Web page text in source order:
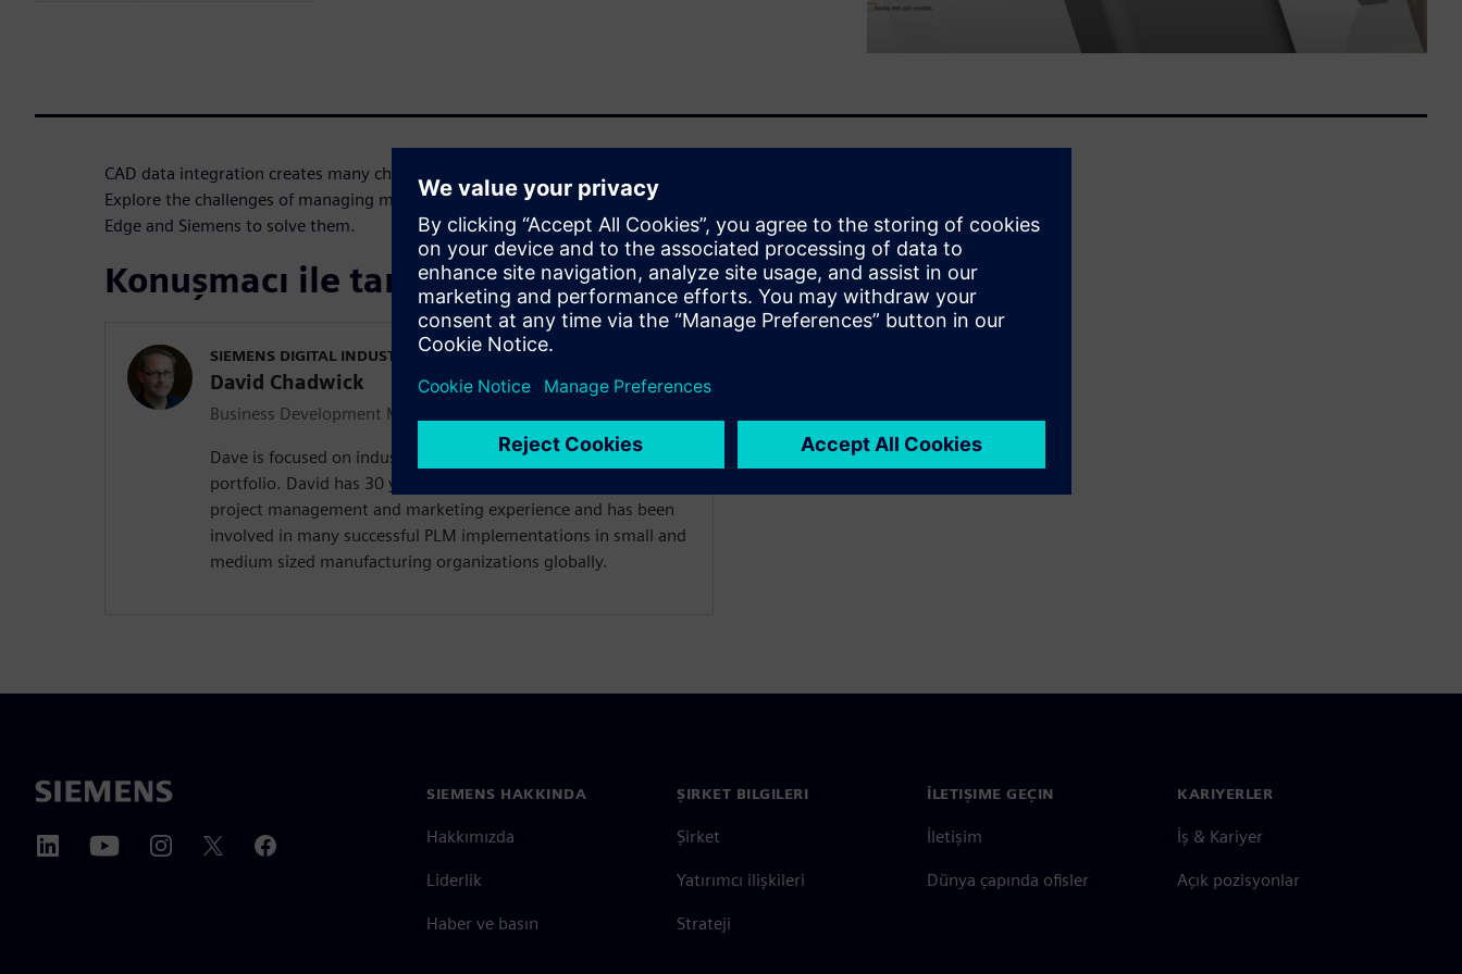
CAD data integration creates many challenges for engineers and designers.
Explore the challenges of managing multi-CAD data and solutions from Solid
Edge and Siemens to solve them.
Konuşmacı ile tanışın
SIEMENS DIGITAL INDUSTRIES SOFTWARE
David Chadwick
Business Development Manager
Dave is focused on industry solutions from the Solid Edge
portfolio. David has 30 years of application engineering,
project management and marketing experience and has been
involved in many successful PLM implementations in small and
medium sized manufacturing organizations globally.
SIEMENS HAKKINDA
Hakkımızda
Liderlik
Haber ve basın
ŞIRKET BILGILERI
Şirket
Yatırımcı ilişkileri
Strateji
İLETIŞIME GEÇIN
İletişim
Dünya çapında ofisler
KARIYERLER
İş & Kariyer
Açık pozisyonlar